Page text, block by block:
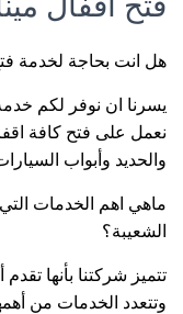
هل انت بحاجة لخدمة
يسرنا ان نوفر لكم
نعمل على فتح كافة
والحديد وأبواب
ماهي اهم الخدمات
الشعيبة؟
تتميز شركتنا بأنها
وتتعدد الخدمات من